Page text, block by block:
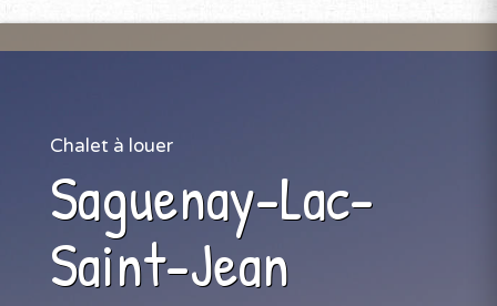
Chalet à louer
Saguenay-Lac-
Saint-Jean